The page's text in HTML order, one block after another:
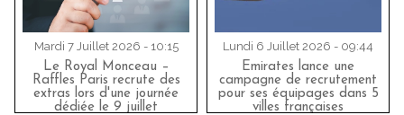
Mardi 7 Juillet 2026 - 10:15
Le Royal Monceau –
Raffles Paris recrute des
extras lors d'une journée
dédiée le 9 juillet
Lundi 6 Juillet 2026 - 09:44
Emirates lance une
campagne de recrutement
pour ses équipages dans 5
villes françaises